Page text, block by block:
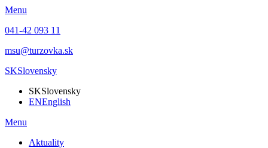
Menu
041-42 093 11
msu@turzovka.sk
SKSlovensky
SKSlovensky
ENEnglish
Menu
Aktuality